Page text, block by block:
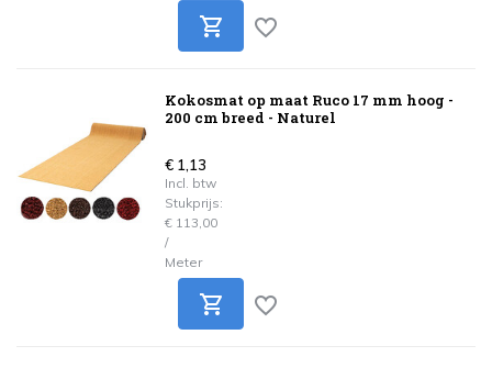
Kokosmat op maat Ruco 17 mm hoog -
200 cm breed - Naturel
€ 1,13
Incl. btw
Stukprijs:
€ 113,00
/
Meter